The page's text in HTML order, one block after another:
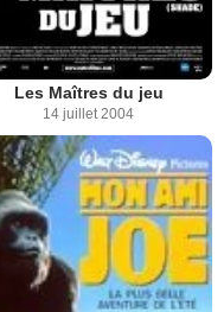
Les Maîtres du jeu
14 juillet 2004